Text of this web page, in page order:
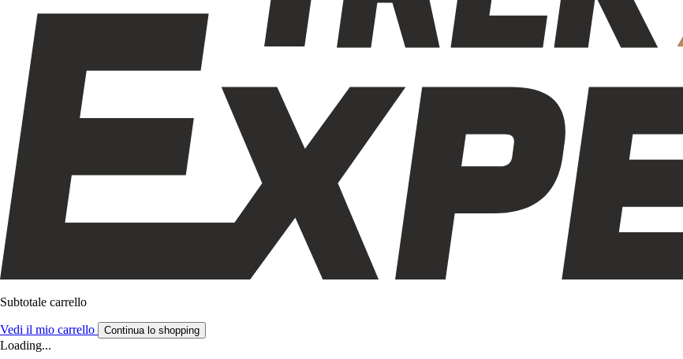
Subtotale carrello
Vedi il mio carrello Continua lo shopping
Loading...